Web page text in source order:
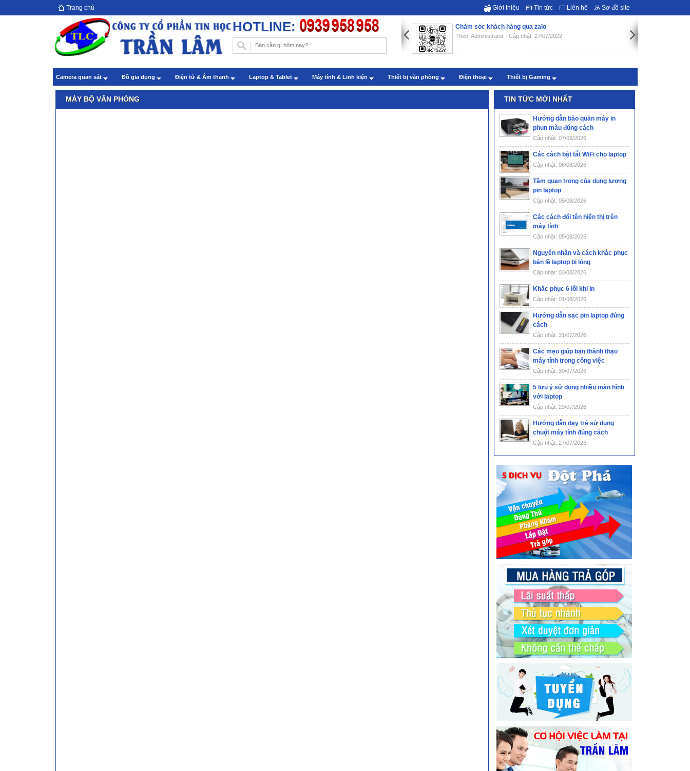
Trang chủ Giới thiệu Tin tức Liên hệ Sơ đồ site
HOTLINE:
Hướng dẫn chèn hình nền trong Word với những thao tác đơn
giản
Theo: Administrator - Cập nhật: 22/07/2019
Chăm sóc khách hàng qua zalo
Theo: Administrator - Cập nhật: 27/07/2022
Chăm sóc khách hàng qua zalo
Theo: Administrator - Cập nhật: 27/07/2022
Camera quan sát Đồ gia dụng Điện tử & Âm thanh Laptop & Tablet Máy tính & Linh kiện Thiết bị văn phòng Điện thoại Thiết bị Gaming
MÁY BỘ VĂN PHÒNG TIN TỨC MỚI NHẤT
Hướng dẫn bảo quản máy in
phun màu đúng cách
Cập nhật: 07/08/2026
Các cách bật tắt WiFi cho laptop
Cập nhật: 06/08/2026
Tầm quan trọng của dung lượng
pin laptop
Cập nhật: 05/08/2026
Các cách đổi tên hiển thị trên
máy tính
Cập nhật: 05/08/2026
Nguyên nhân và cách khắc phục
bản lề laptop bị lỏng
Cập nhật: 03/08/2026
Khắc phục 6 lỗi khi in
Cập nhật: 01/08/2026
Hướng dẫn sạc pin laptop đúng
cách
Cập nhật: 31/07/2026
Các mẹo giúp bạn thành thạo
máy tính trong công việc
Cập nhật: 30/07/2026
5 lưu ý sử dụng nhiều màn hình
với laptop
Cập nhật: 29/07/2026
Hướng dẫn dạy trẻ sử dụng
chuột máy tính đúng cách
Cập nhật: 27/07/2026